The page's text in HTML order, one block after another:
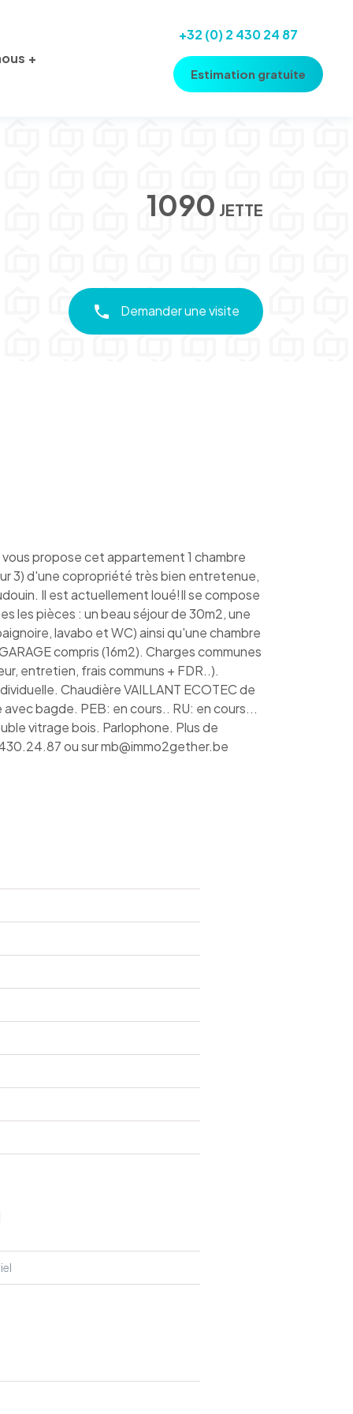
+32 (0) 2 430 24 87
Estimation gratuite
1090 JETTE
Demander une visite
propose cet appartement 1 chambre
3) d'une copropriété très bien entretenue,
Il est actuellement loué!Il se compose
les pièces : un beau séjour de 30m2, une
lavabo et WC) ainsi qu'une chambre
compris (16m2). Charges communes
entretien, frais communs + FDR..).
Chaudière VAILLANT ECOTEC de
bagde. PEB: en cours.. RU: en cours...
vitrage bois. Parlophone. Plus de
ou sur mb@immo2gether.be